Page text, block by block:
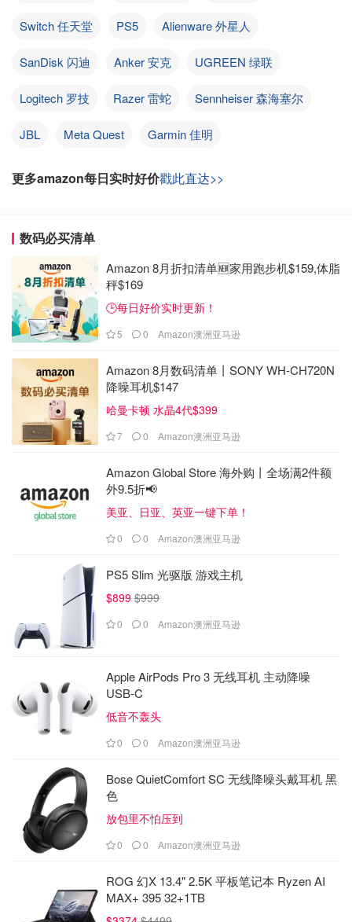
Switch 任天堂 PS5 Alienware 外星人
SanDisk 闪迪 Anker 安克 UGREEN 绿联
Logitech 罗技 Razer 雷蛇 Sennheiser 森海塞尔
JBL Meta Quest Garmin 佳明
更多amazon每日实时好价戳此直达>>
数码必买清单
Amazon 8月折扣清单🆕家用跑步机$159,体脂
秤$169
🕒每日好价实时更新！
5 0 Amazon澳洲亚马逊
Amazon 8月数码清单丨SONY WH-CH720N
降噪耳机$147
哈曼卡顿 水晶4代$399
7 0 Amazon澳洲亚马逊
Amazon Global Store 海外购丨全场满2件额
外9.5折📢
美亚、日亚、英亚一键下单！
0 0 Amazon澳洲亚马逊
PS5 Slim 光驱版 游戏主机
$899 $999
0 0 Amazon澳洲亚马逊
Apple AirPods Pro 3 无线耳机 主动降噪
USB-C
低音不轰头
0 0 Amazon澳洲亚马逊
Bose QuietComfort SC 无线降噪头戴耳机 黑
色
放包里不怕压到
0 0 Amazon澳洲亚马逊
ROG 幻X 13.4" 2.5K 平板笔记本 Ryzen AI
MAX+ 395 32+1TB